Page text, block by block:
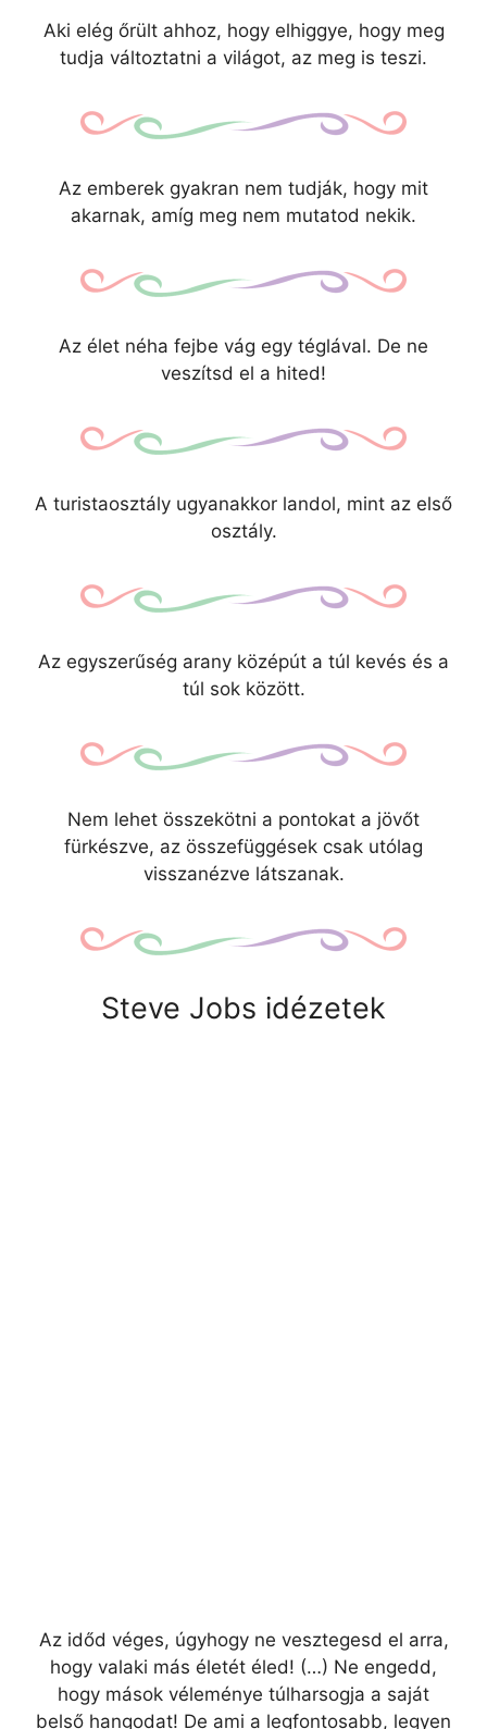
Aki elég őrült ahhoz, hogy elhiggye, hogy meg
tudja változtatni a világot, az meg is teszi.
Az emberek gyakran nem tudják, hogy mit
akarnak, amíg meg nem mutatod nekik.
Az élet néha fejbe vág egy téglával. De ne
veszítsd el a hited!
A turistaosztály ugyanakkor landol, mint az első
osztály.
Az egyszerűség arany középút a túl kevés és a
túl sok között.
Nem lehet összekötni a pontokat a jövőt
fürkészve, az összefüggések csak utólag
visszanézve látszanak.
Steve Jobs idézetek
Az időd véges, úgyhogy ne vesztegesd el arra,
hogy valaki más életét éled! (…) Ne engedd,
hogy mások véleménye túlharsogja a saját
belső hangodat! De ami a legfontosabb, legyen